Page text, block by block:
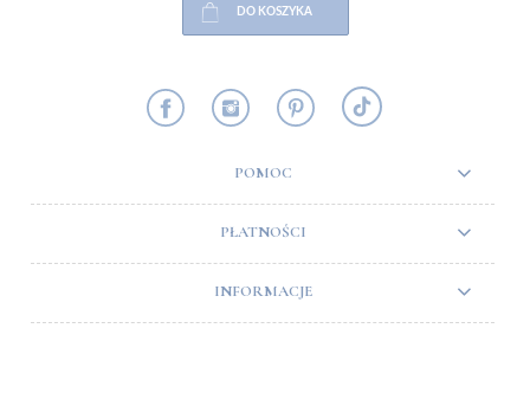
DO KOSZYKA
POMOC
PŁATNOŚCI
INFORMACJE